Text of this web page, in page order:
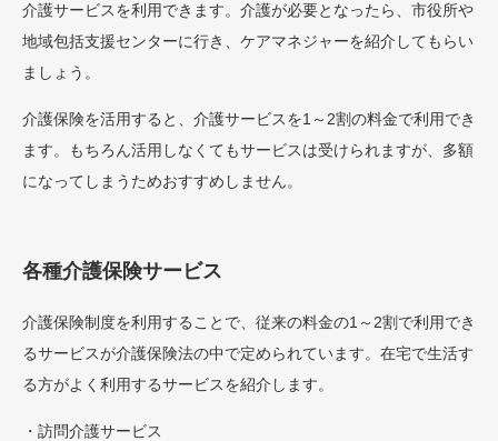
介護サービスを利用できます。介護が必要となったら、市役所や
地域包括支援センターに行き、ケアマネジャーを紹介してもらい
ましょう。
介護保険を活用すると、介護サービスを1～2割の料金で利用でき
ます。もちろん活用しなくてもサービスは受けられますが、多額
になってしまうためおすすめしません。
各種介護保険サービス
介護保険制度を利用することで、従来の料金の1～2割で利用でき
るサービスが介護保険法の中で定められています。在宅で生活す
る方がよく利用するサービスを紹介します。
・訪問介護サービス